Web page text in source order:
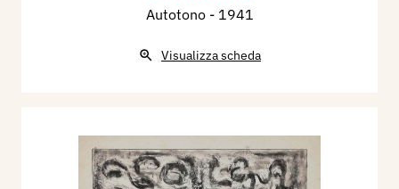
Autotono - 1941
Visualizza scheda